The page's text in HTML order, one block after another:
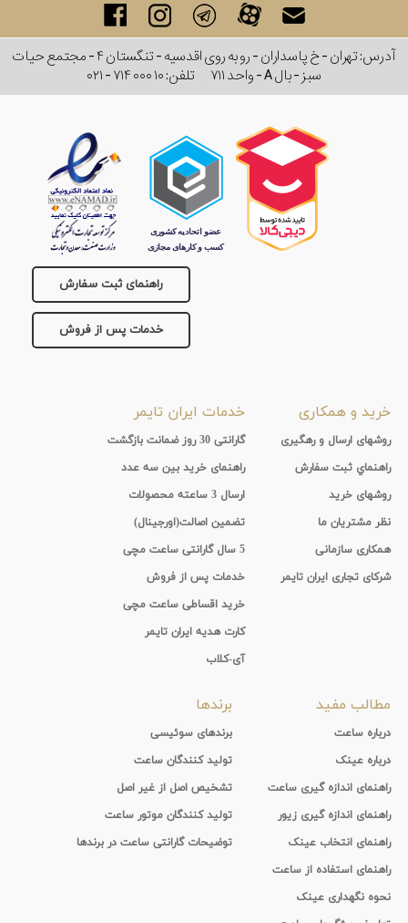
آدرس: تهران - خ پاسداران - رو به روی اقدسیه - تنگستان ۴ - مجتمع حیات
سبز - بال A - واحد ۷۱۱
تلفن:۰۲۱ - ۷۱۴ ۰۰۰ ۱۰
راهنمای ثبت سفارش
خدمات پس از فروش
خرید و همکاری
روشهای ارسال و رهگیری
راهنماي ثبت سفارش
روشهای خرید
نظر مشتریان ما
همکاری سازمانی
شرکای تجاری ایران تایمر
خدمات ایران تایمر
گارانتی 30 روز ضمانت بازگشت
راهنمای خرید بین سه عدد
ارسال 3 ساعته محصولات
تضمین اصالت(اورجینال)
5 سال گارانتی ساعت مچی
خدمات پس از فروش
خرید اقساطی ساعت مچی
کارت هدیه ایران تایمر
آی-کلاب
مطالب مفید
درباره ساعت
درباره عینک
راهنمای اندازه گیری ساعت
راهنمای اندازه گیری زیور
راهنمای انتخاب عینک
راهنمای استفاده از ساعت
نحوه نگهداری عینک
برندها
برندهای سوئیسی
تولید کنندگان ساعت
تشخیص اصل از غیر اصل
تولید کنندگان موتور ساعت
توضیحات گارانتی ساعت در برندها